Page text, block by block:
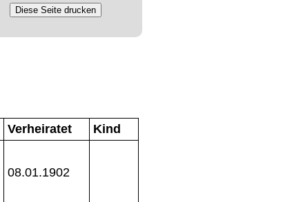
Verheiratet
Kind
08.01.1902